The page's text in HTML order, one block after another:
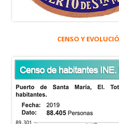
CENSO Y